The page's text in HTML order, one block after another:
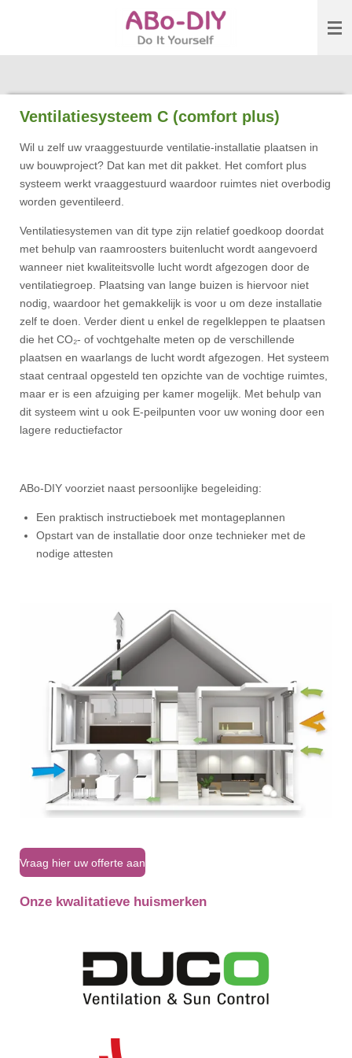
Ventilatiesysteem C (comfort plus)
Wil u zelf uw vraaggestuurde ventilatie-installatie plaatsen in
uw bouwproject? Dat kan met dit pakket. Het comfort plus
systeem werkt vraaggestuurd waardoor ruimtes niet overbodig
worden geventileerd.
Ventilatiesystemen van dit type zijn relatief goedkoop doordat
met behulp van raamroosters buitenlucht wordt aangevoerd
wanneer niet kwaliteitsvolle lucht wordt afgezogen door de
ventilatiegroep. Plaatsing van lange buizen is hiervoor niet
nodig, waardoor het gemakkelijk is voor u om deze installatie
zelf te doen. Verder dient u enkel de regelkleppen te plaatsen
die het CO₂- of vochtgehalte meten op de verschillende
plaatsen en waarlangs de lucht wordt afgezogen. Het systeem
staat centraal opgesteld ten opzichte van de vochtige ruimtes,
maar er is een afzuiging per kamer mogelijk. Met behulp van
dit systeem wint u ook E-peilpunten voor uw woning door een
lagere reductiefactor
ABo-DIY voorziet naast persoonlijke begeleiding:
Een praktisch instructieboek met montageplannen
Opstart van de installatie door onze technieker met de
nodige attesten
Vraag hier uw offerte aan
Onze kwalitatieve huismerken